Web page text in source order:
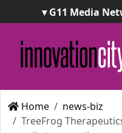
▾ G11 Media
ImpresaCity |
Awards
Italian
Home
news-biz
TreeFrog